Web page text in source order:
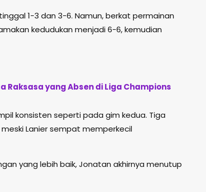
1-3 dan 3-6. Namun, berkat permainan
kedudukan menjadi 6-6, kemudian
Raksasa yang Absen di Liga Champions
konsisten seperti pada gim kedua. Tiga
Lanier sempat memperkecil
yang lebih baik, Jonatan akhirnya menutup